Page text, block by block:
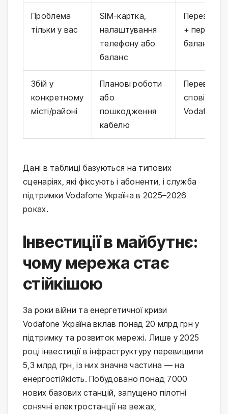
Проблема
тільки у вас
SIM-картка,
налаштування
телефону або
баланс
+
балансу
Збій у
конкретному
місті/районі
Планові роботи
або
пошкодження
кабелю
Перевірити
Vodafone
Дані в таблиці базуються на типових
сценаріях, які фіксують і абоненти, і служба
підтримки Vodafone Україна в 2025–2026
роках.
Інвестиції в майбутнє:
чому мережа стає
стійкішою
За роки війни та енергетичної кризи
Vodafone Україна вклав понад 20 млрд грн у
підтримку та розвиток мережі. Лише у 2025
році інвестиції в інфраструктуру перевищили
5,3 млрд грн, із них значна частина — на
енергостійкість. Побудовано понад 7000
нових базових станцій, запущено пілотні
сонячні електростанції на вежах,